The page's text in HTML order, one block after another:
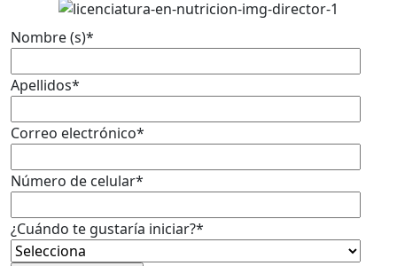
Nombre (s)*
Apellidos*
Correo electrónico*
Número de celular*
¿Cuándo te gustaría iniciar?*